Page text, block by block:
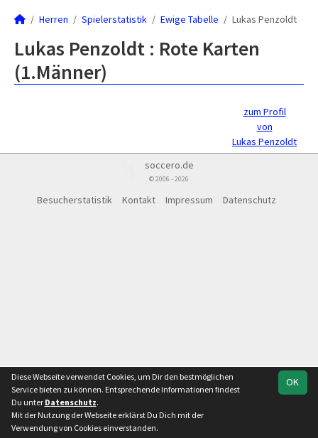
Herren Spielerstatistik Ewige Tabelle Lukas Penzoldt
Lukas Penzoldt : Rote Karten
(1.Männer)
zum Profil
von
Lukas Penzoldt
soccero.de
© 2006 - 2026
Besucherstatistik Kontakt Impressum Datenschutz
OK
Diese Webseite verwendet Cookies, um Dir den bestmöglichen
Service bieten zu können. Entsprechende Informationen findest
Du unter Datenschutz.
Mit der Nutzung der Webseite erklärst Du Dich mit der
Verwendung von Cookies einverstanden.